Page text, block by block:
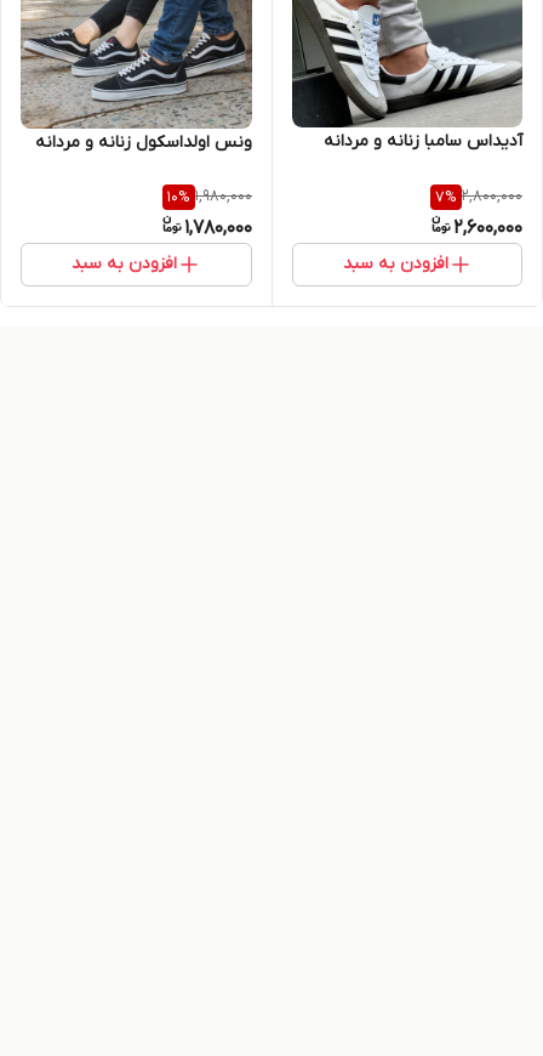
آدیداس سامبا زنانه و مردانه
2,800,000
7%
2,600,000
افزودن به سبد
ونس اولداسکول زنانه و مردانه
1,980,000
10%
1,780,000
افزودن به سبد